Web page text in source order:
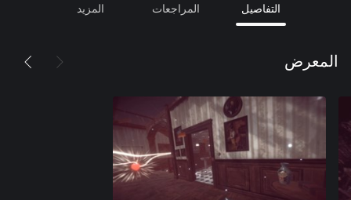
التفاصيل المراجعات المزيد
المعرض